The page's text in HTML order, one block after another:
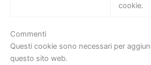
cookie.
Commenti
Questi cookie sono necessari per
questo sito web.